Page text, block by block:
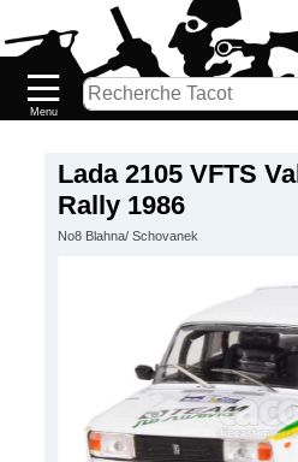
Lada 2105 VFTS
Rally 1986
No8 Blahna/ Schovanek
Nouveautés
Catalogue/Stock
PETITS